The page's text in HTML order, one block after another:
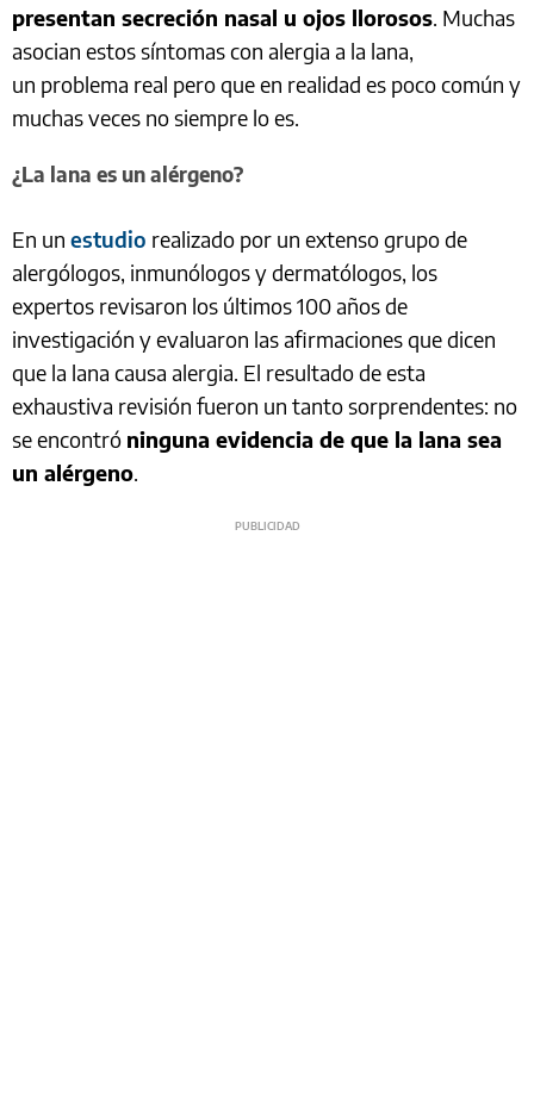
presentan secreción nasal u ojos llorosos. Muchas
asocian estos síntomas con alergia a la lana,
un problema real pero que en realidad es poco común y
muchas veces no siempre lo es.
¿La lana es un alérgeno?
En un estudio realizado por un extenso grupo de
alergólogos, inmunólogos y dermatólogos, los
expertos revisaron los últimos 100 años de
investigación y evaluaron las afirmaciones que dicen
que la lana causa alergia. El resultado de esta
exhaustiva revisión fueron un tanto sorprendentes: no
se encontró ninguna evidencia de que la lana sea
un alérgeno.